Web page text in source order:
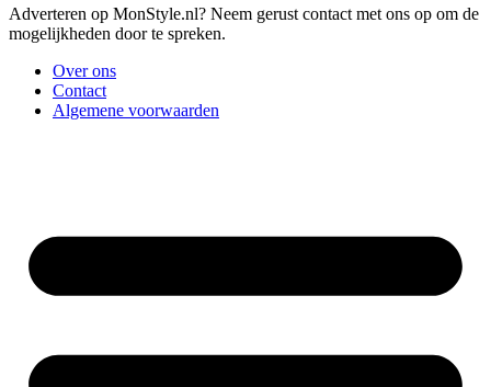
Adverteren op MonStyle.nl? Neem gerust contact met ons op om de
mogelijkheden door te spreken.
Over ons
Contact
Algemene voorwaarden